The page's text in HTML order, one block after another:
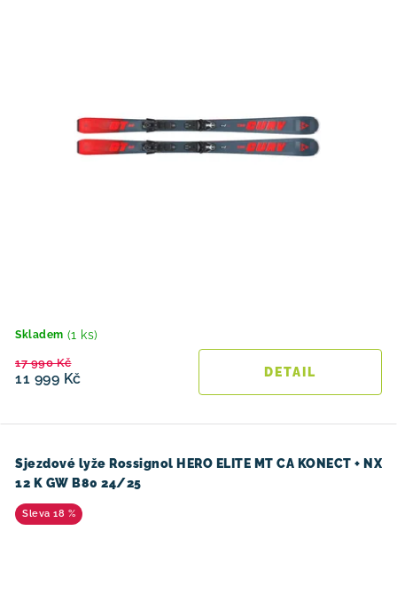
Skladem (1 ks)
11 999 Kč
17 990 Kč
Sjezdové lyže Rossignol HERO ELITE MT CA KONECT + NX
12 K GW B80 24/25
18 %